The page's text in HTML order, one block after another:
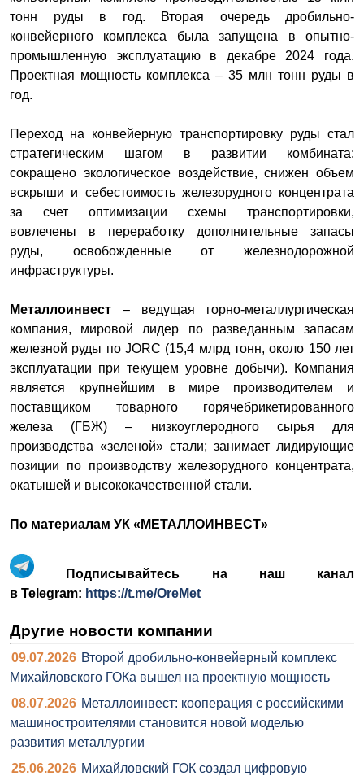
тонн руды в год. Вторая очередь дробильно-
конвейерного комплекса была запущена в опытно-
промышленную эксплуатацию в декабре 2024 года.
Проектная мощность комплекса – 35 млн тонн руды в
год.
Переход на конвейерную транспортировку руды стал
стратегическим шагом в развитии комбината:
сокращено экологическое воздействие, снижен объем
вскрыши и себестоимость железорудного концентрата
за счет оптимизации схемы транспортировки,
вовлечены в переработку дополнительные запасы
руды, освобожденные от железнодорожной
инфраструктуры.
Металлоинвест – ведущая горно-металлургическая
компания, мировой лидер по разведанным запасам
железной руды по JORC (15,4 млрд тонн, около 150 лет
эксплуатации при текущем уровне добычи). Компания
является крупнейшим в мире производителем и
поставщиком товарного горячебрикетированного
железа (ГБЖ) – низкоуглеродного сырья для
производства «зеленой» стали; занимает лидирующие
позиции по производству железорудного концентрата,
окатышей и высококачественной стали.
По материалам УК «МЕТАЛЛОИНВЕСТ»
Подписывайтесь на наш канал
в Telegram: https://t.me/OreMet
Другие новости компании
09.07.2026 Второй дробильно-конвейерный комплекс
Михайловского ГОКа вышел на проектную мощность
08.07.2026 Металлоинвест: кооперация с российскими
машиностроителями становится новой моделью
развития металлургии
25.06.2026 Михайловский ГОК создал цифровую